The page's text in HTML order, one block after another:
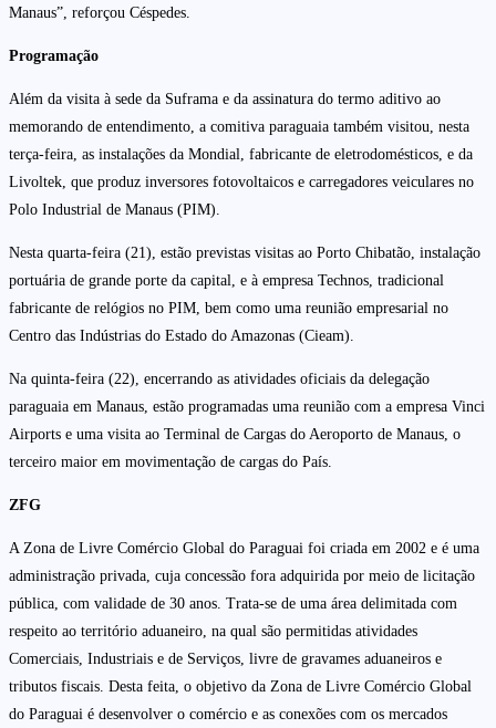
Manaus”, reforçou Céspedes.
Programação
Além da visita à sede da Suframa e da assinatura do termo aditivo ao
memorando de entendimento, a comitiva paraguaia também visitou, nesta
terça-feira, as instalações da Mondial, fabricante de eletrodomésticos, e da
Livoltek, que produz inversores fotovoltaicos e carregadores veiculares no
Polo Industrial de Manaus (PIM).
Nesta quarta-feira (21), estão previstas visitas ao Porto Chibatão, instalação
portuária de grande porte da capital, e à empresa Technos, tradicional
fabricante de relógios no PIM, bem como uma reunião empresarial no
Centro das Indústrias do Estado do Amazonas (Cieam).
Na quinta-feira (22), encerrando as atividades oficiais da delegação
paraguaia em Manaus, estão programadas uma reunião com a empresa Vinci
Airports e uma visita ao Terminal de Cargas do Aeroporto de Manaus, o
terceiro maior em movimentação de cargas do País.
ZFG
A Zona de Livre Comércio Global do Paraguai foi criada em 2002 e é uma
administração privada, cuja concessão fora adquirida por meio de licitação
pública, com validade de 30 anos. Trata-se de uma área delimitada com
respeito ao território aduaneiro, na qual são permitidas atividades
Comerciais, Industriais e de Serviços, livre de gravames aduaneiros e
tributos fiscais. Desta feita, o objetivo da Zona de Livre Comércio Global
do Paraguai é desenvolver o comércio e as conexões com os mercados